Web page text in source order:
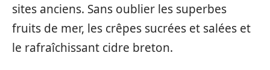
sites anciens. Sans oublier les superbes
fruits de mer, les crêpes sucrées et salées et
le rafraîchissant cidre breton.